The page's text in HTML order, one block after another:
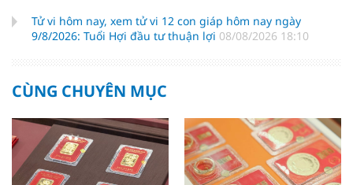
Tử vi hôm nay, xem tử vi 12 con giáp hôm nay ngày
9/8/2026: Tuổi Hợi đầu tư thuận lợi 08/08/2026 18:10
CÙNG CHUYÊN MỤC